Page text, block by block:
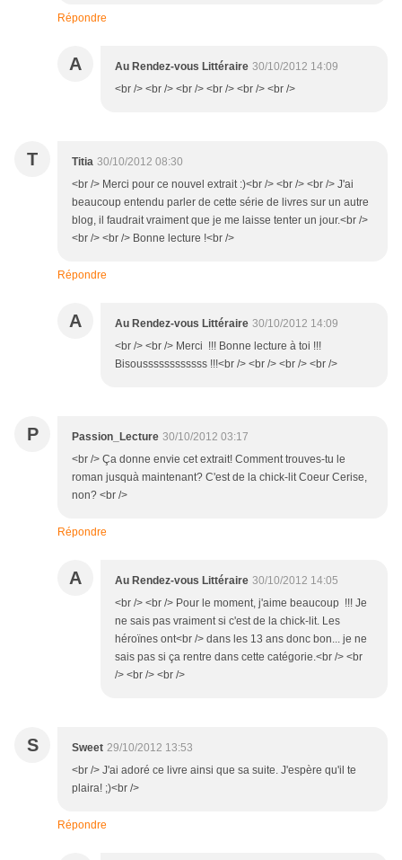
Répondre
A Au Rendez-vous Littéraire 30/10/2012 14:09
<br /> <br /> <br /> <br /> <br /> <br />
T Titia 30/10/2012 08:30
<br /> Merci pour ce nouvel extrait :)<br /> <br /> <br /> J'ai
beaucoup entendu parler de cette série de livres sur un autre
blog, il faudrait vraiment que je me laisse tenter un jour.<br />
<br /> <br /> Bonne lecture !<br />
Répondre
A Au Rendez-vous Littéraire 30/10/2012 14:09
<br /> <br /> Merci !!! Bonne lecture à toi !!!
Bisoussssssssssss !!!<br /> <br /> <br /> <br />
P Passion_Lecture 30/10/2012 03:17
<br /> Ça donne envie cet extrait! Comment trouves-tu le
roman jusquà maintenant? C'est de la chick-lit Coeur Cerise,
non? <br />
Répondre
A Au Rendez-vous Littéraire 30/10/2012 14:05
<br /> <br /> Pour le moment, j'aime beaucoup !!! Je
ne sais pas vraiment si c'est de la chick-lit. Les
héroïnes ont<br /> dans les 13 ans donc bon... je ne
sais pas si ça rentre dans cette catégorie.<br /> <br
/> <br /> <br />
S Sweet 29/10/2012 13:53
<br /> J'ai adoré ce livre ainsi que sa suite. J'espère qu'il te
plaira! ;)<br />
Répondre